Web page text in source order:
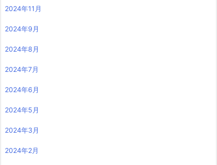
2024年11月
2024年9月
2024年8月
2024年7月
2024年6月
2024年5月
2024年3月
2024年2月